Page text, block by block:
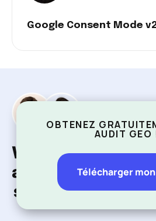
Google Consent Mode
Vous
agence SEO
secteur
OBTENEZ
AUDIT GEO
Télécharger